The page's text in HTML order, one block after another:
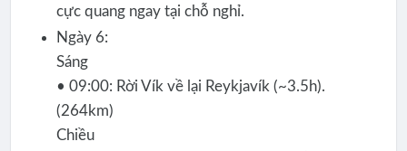
cực quang ngay tại chỗ nghỉ.
Ngày 6:
Sáng
• 09:00: Rời Vík về lại Reykjavík (~3.5h).
(264km)
Chiều